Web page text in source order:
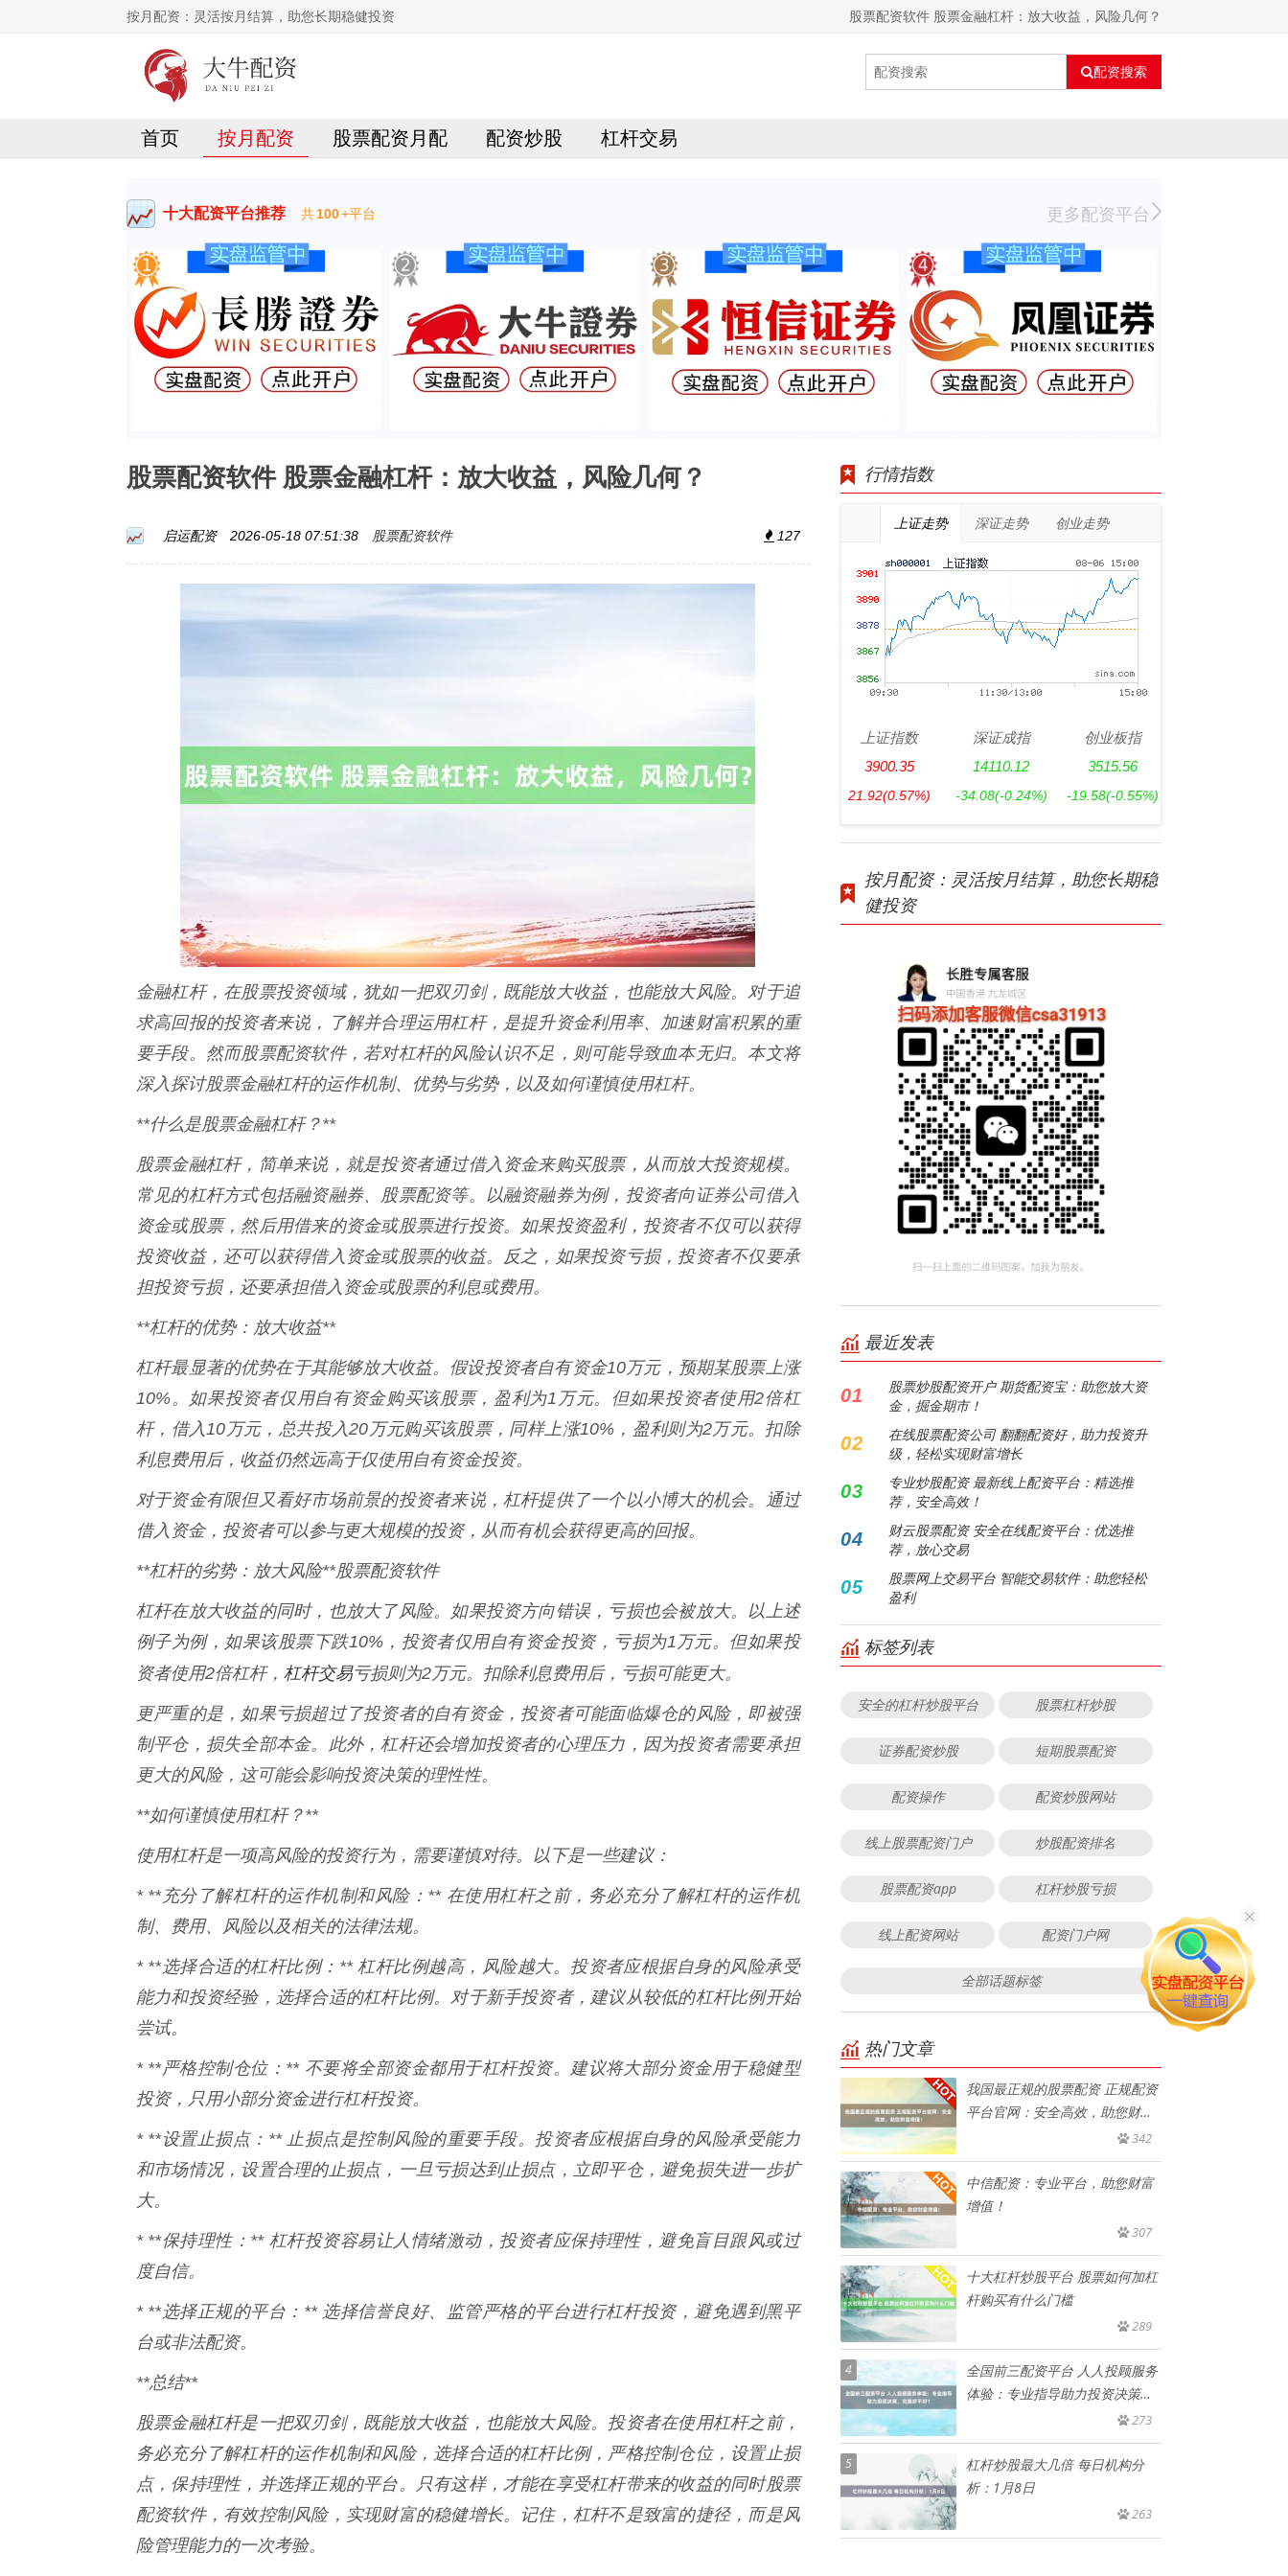
按月配资：灵活按月结算，助您长期稳健投资 股票配资软件 股票金融杠杆：放大收益，风险几何？
配资搜索
首页 按月配资 股票配资月配 配资炒股 杠杆交易
十大配资平台推荐 共100+平台 更多配资平台
股票配资软件 股票金融杠杆：放大收益，风险几何？
启运配资 2026-05-18 07:51:38 股票配资软件 127
金融杠杆，在股票投资领域，犹如一把双刃剑，既能放大收益，也能放大风险。对于追
求高回报的投资者来说，了解并合理运用杠杆，是提升资金利用率、加速财富积累的重
要手段。然而股票配资软件，若对杠杆的风险认识不足，则可能导致血本无归。本文将
深入探讨股票金融杠杆的运作机制、优势与劣势，以及如何谨慎使用杠杆。
**什么是股票金融杠杆？**
股票金融杠杆，简单来说，就是投资者通过借入资金来购买股票，从而放大投资规模。
常见的杠杆方式包括融资融券、股票配资等。以融资融券为例，投资者向证券公司借入
资金或股票，然后用借来的资金或股票进行投资。如果投资盈利，投资者不仅可以获得
投资收益，还可以获得借入资金或股票的收益。反之，如果投资亏损，投资者不仅要承
担投资亏损，还要承担借入资金或股票的利息或费用。
**杠杆的优势：放大收益**
杠杆最显著的优势在于其能够放大收益。假设投资者自有资金10万元，预期某股票上涨
10%。如果投资者仅用自有资金购买该股票，盈利为1万元。但如果投资者使用2倍杠
杆，借入10万元，总共投入20万元购买该股票，同样上涨10%，盈利则为2万元。扣除
利息费用后，收益仍然远高于仅使用自有资金投资。
对于资金有限但又看好市场前景的投资者来说，杠杆提供了一个以小博大的机会。通过
借入资金，投资者可以参与更大规模的投资，从而有机会获得更高的回报。
**杠杆的劣势：放大风险**股票配资软件
杠杆在放大收益的同时，也放大了风险。如果投资方向错误，亏损也会被放大。以上述
例子为例，如果该股票下跌10%，投资者仅用自有资金投资，亏损为1万元。但如果投
资者使用2倍杠杆， 杠杆交易亏损则为2万元。扣除利息费用后，亏损可能更大。
更严重的是，如果亏损超过了投资者的自有资金，投资者可能面临爆仓的风险，即被强
制平仓，损失全部本金。此外，杠杆还会增加投资者的心理压力，因为投资者需要承担
更大的风险，这可能会影响投资决策的理性性。
**如何谨慎使用杠杆？**
使用杠杆是一项高风险的投资行为，需要谨慎对待。以下是一些建议：
* **充分了解杠杆的运作机制和风险：** 在使用杠杆之前，务必充分了解杠杆的运作机
制、费用、风险以及相关的法律法规。
* **选择合适的杠杆比例：** 杠杆比例越高，风险越大。投资者应根据自身的风险承受
能力和投资经验，选择合适的杠杆比例。对于新手投资者，建议从较低的杠杆比例开始
尝试。
* **严格控制仓位：** 不要将全部资金都用于杠杆投资。建议将大部分资金用于稳健型
投资，只用小部分资金进行杠杆投资。
* **设置止损点：** 止损点是控制风险的重要手段。投资者应根据自身的风险承受能力
和市场情况，设置合理的止损点，一旦亏损达到止损点，立即平仓，避免损失进一步扩
大。
* **保持理性：** 杠杆投资容易让人情绪激动，投资者应保持理性，避免盲目跟风或过
度自信。
* **选择正规的平台：** 选择信誉良好、监管严格的平台进行杠杆投资，避免遇到黑平
台或非法配资。
**总结**
股票金融杠杆是一把双刃剑，既能放大收益，也能放大风险。投资者在使用杠杆之前，
务必充分了解杠杆的运作机制和风险，选择合适的杠杆比例，严格控制仓位，设置止损
点，保持理性，并选择正规的平台。只有这样，才能在享受杠杆带来的收益的同时股票
配资软件，有效控制风险，实现财富的稳健增长。记住，杠杆不是致富的捷径，而是风
险管理能力的一次考验。
行情指数
上证走势 深证走势 创业走势
上证指数
3900.35
21.92(0.57%)
深证成指
14110.12
-34.08(-0.24%)
创业板指
3515.56
-19.58(-0.55%)
按月配资：灵活按月结算，助您长期稳
健投资
最近发表
01
股票炒股配资开户 期货配资宝：助您放大资
金，掘金期市！
02
在线股票配资公司 翻翻配资好，助力投资升
级，轻松实现财富增长
03
专业炒股配资 最新线上配资平台：精选推
荐，安全高效！
04
财云股票配资 安全在线配资平台：优选推
荐，放心交易
05
股票网上交易平台 智能交易软件：助您轻松
盈利
标签列表
安全的杠杆炒股平台 股票杠杆炒股
证券配资炒股 短期股票配资
配资操作 配资炒股网站
线上股票配资门户 炒股配资排名
股票配资app 杠杆炒股亏损
线上配资网站 配资门户网
全部话题标签
热门文章
我国最正规的股票配资 正规配资
平台官网：安全高效，助您财富
342
中信配资：专业平台，助您财富
增值！
307
十大杠杆炒股平台 股票如何加杠
杆购买有什么门槛
289
4
全国前三配资平台 人人投顾服务
体验：专业指导助力投资决策，
273
5
杠杆炒股最大几倍 每日机构分
析：1月8日
263